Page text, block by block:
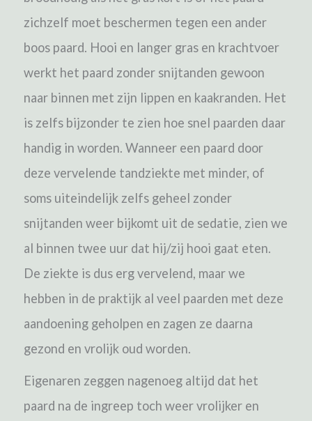
zichzelf moet beschermen tegen een ander
boos paard. Hooi en langer gras en krachtvoer
werkt het paard zonder snijtanden gewoon
naar binnen met zijn lippen en kaakranden. Het
is zelfs bijzonder te zien hoe snel paarden daar
handig in worden. Wanneer een paard door
deze vervelende tandziekte met minder, of
soms uiteindelijk zelfs geheel zonder
snijtanden weer bijkomt uit de sedatie, zien we
al binnen twee uur dat hij/zij hooi gaat eten.
De ziekte is dus erg vervelend, maar we
hebben in de praktijk al veel paarden met deze
aandoening geholpen en zagen ze daarna
gezond en vrolijk oud worden.
Eigenaren zeggen nagenoeg altijd dat het
paard na de ingreep toch weer vrolijker en